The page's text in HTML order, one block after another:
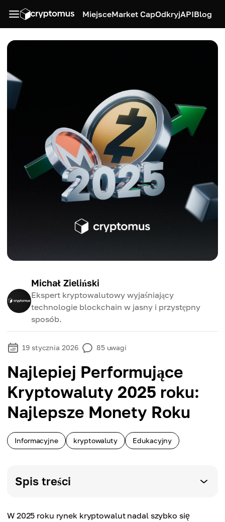
MiejsceMarket CapOdkryjAPIBlog
Michał Zieliński
Ekspert kryptowalutowy wyjaśniający
technologie blockchain w jasny i przystępny
sposób.
19 stycznia 2026 85 uwagi
Najlepiej Performujące
Kryptowaluty 2025 roku:
Najlepsze Monety Roku
Informacyjne kryptowaluty Edukacyjny
Spis treści
W 2025 roku rynek kryptowalut nadal szybko się